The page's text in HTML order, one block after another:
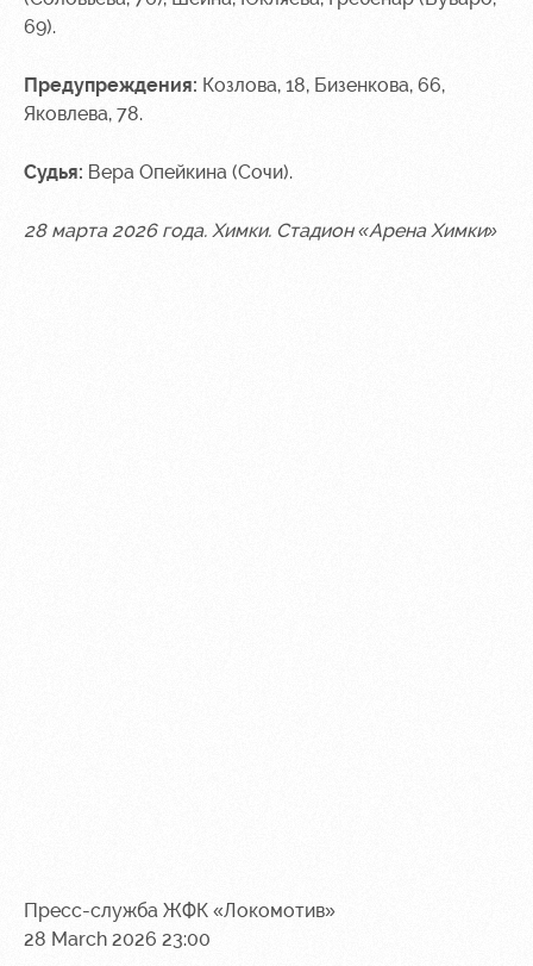
69).
Предупреждения: Козлова, 18, Бизенкова, 66,
Яковлева, 78.
Судья: Вера Опейкина (Сочи).
28 марта 2026 года. Химки. Стадион «Арена Химки»
Пресс-служба ЖФК «Локомотив»
28 March 2026 23:00